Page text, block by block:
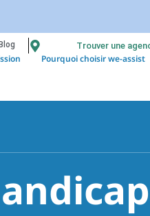
Blog Trouver une
Pourquoi choisir we-assist